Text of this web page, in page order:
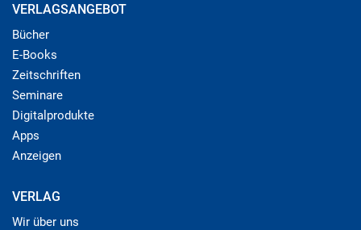
VERLAGSANGEBOT
Bücher
E-Books
Zeitschriften
Seminare
Digitalprodukte
Apps
Anzeigen
VERLAG
Wir über uns